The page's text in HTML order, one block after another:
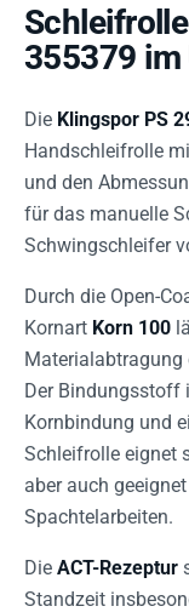
355379
Die Klingspor PS
Handschleifrolle
und den
für das manuelle
Schwingschleifer
Durch die Open-
Kornart Korn 100
Materialabtragung
Der Bindungsstoff
Kornbindung und
Schleifrolle eignet
aber auch
Spachtelarbeiten.
Die ACT-Rezeptur
Standzeit